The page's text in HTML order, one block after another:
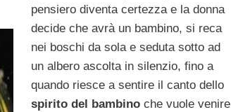
pensiero diventa certezza e la donna
decide che avrà un bambino, si reca
nei boschi da sola e seduta sotto ad
un albero ascolta in silenzio, fino a
quando riesce a sentire il canto dello
spirito del bambinoche vuole venire